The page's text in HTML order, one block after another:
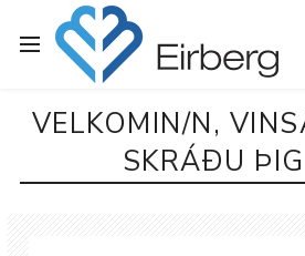
VELKOMIN/N,
SKRÁÐU